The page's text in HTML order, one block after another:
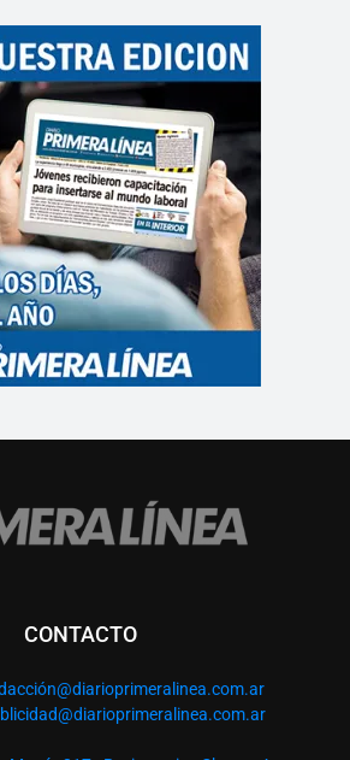
CONTACTO
n@diarioprimeralinea.com.ar